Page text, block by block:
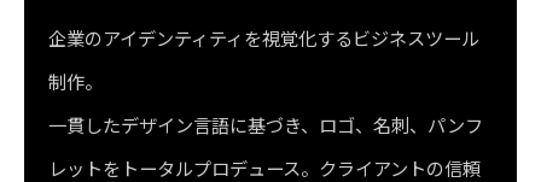
企業のアイデンティティを視覚化するビジネスツール
制作。
一貫したデザイン言語に基づき、ロゴ、名刺、パンフ
レットをトータルプロデュース。クライアントの信頼